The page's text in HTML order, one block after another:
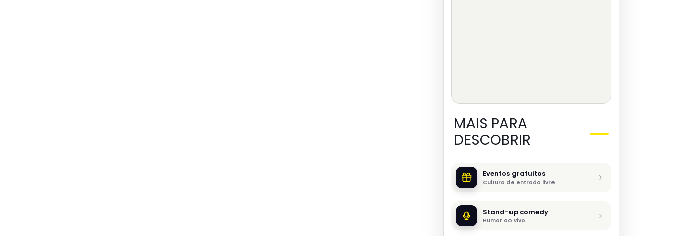
MAIS PARA
DESCOBRIR
Eventos gratuitos
Cultura de entrada livre
Stand-up comedy
Humor ao vivo